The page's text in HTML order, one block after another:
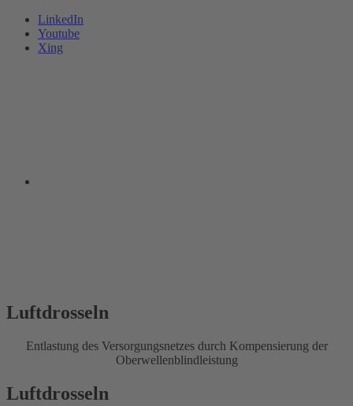
LinkedIn
Youtube
Xing
Luftdrosseln
Entlastung des Versorgungsnetzes durch Kompensierung der
Oberwellenblindleistung
Luftdrosseln